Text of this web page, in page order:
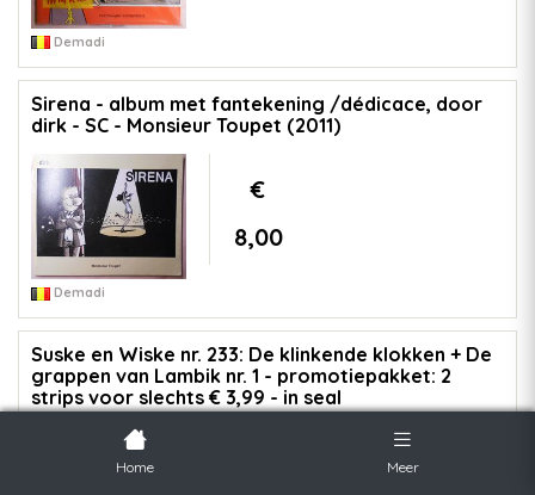
Demadi
Sirena - album met fantekening /dédicace, door
dirk - SC - Monsieur Toupet (2011)
€
8,00
Demadi
Suske en Wiske nr. 233: De klinkende klokken + De
grappen van Lambik nr. 1 - promotiepakket: 2
strips voor slechts € 3,99 - in seal
Home Meer